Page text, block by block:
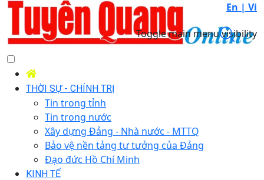
En | Vi
Toggle main menu visibility
THỜI SỰ - CHÍNH TRỊ
Tin trong tỉnh
Tin trong nước
Xây dựng Đảng - Nhà nước - MTTQ
Bảo vệ nền tảng tư tưởng của Đảng
Đạo đức Hồ Chí Minh
KINH TẾ